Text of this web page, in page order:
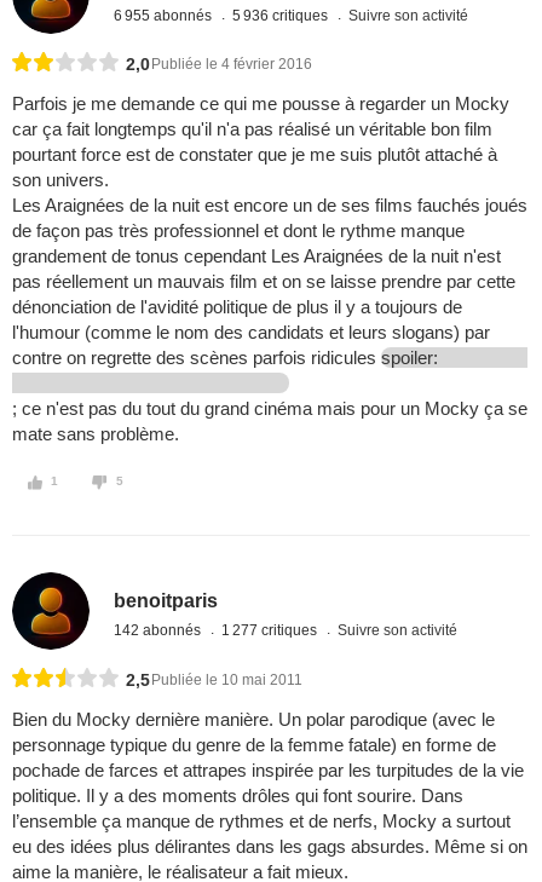
6 955 abonnés 5 936 critiques Suivre son activité
2,0 Publiée le 4 février 2016
Parfois je me demande ce qui me pousse à regarder un Mocky
car ça fait longtemps qu'il n'a pas réalisé un véritable bon film
pourtant force est de constater que je me suis plutôt attaché à
son univers.
Les Araignées de la nuit est encore un de ses films fauchés joués
de façon pas très professionnel et dont le rythme manque
grandement de tonus cependant Les Araignées de la nuit n'est
pas réellement un mauvais film et on se laisse prendre par cette
dénonciation de l'avidité politique de plus il y a toujours de
l'humour (comme le nom des candidats et leurs slogans) par
contre on regrette des scènes parfois ridicules spoiler:
; ce n'est pas du tout du grand cinéma mais pour un Mocky ça se
mate sans problème.
1 5
benoitparis
142 abonnés 1 277 critiques Suivre son activité
2,5 Publiée le 10 mai 2011
Bien du Mocky dernière manière. Un polar parodique (avec le
personnage typique du genre de la femme fatale) en forme de
pochade de farces et attrapes inspirée par les turpitudes de la vie
politique. Il y a des moments drôles qui font sourire. Dans
l’ensemble ça manque de rythmes et de nerfs, Mocky a surtout
eu des idées plus délirantes dans les gags absurdes. Même si on
aime la manière, le réalisateur a fait mieux.